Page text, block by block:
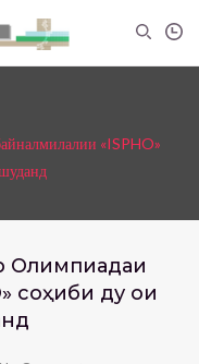
«ISPHO»
Олимпиадаи
соҳиби ду ҷои